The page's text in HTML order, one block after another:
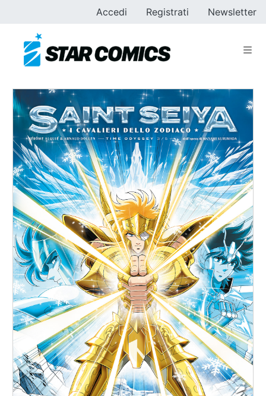
Accedi Registrati Newsletter